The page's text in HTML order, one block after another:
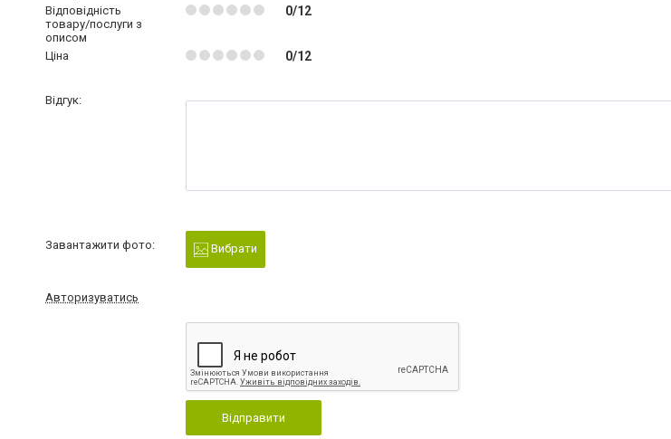
Відповідність
товару/послуги з
описом
0/12
Ціна 0/12
Відгук:
Завантажити фото: Вибрати
Авторизуватись
Відправити